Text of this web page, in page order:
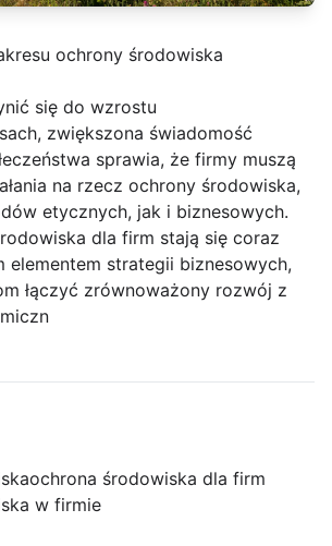
ochrony środowiska
się do wzrostu
zwiększona świadomość
sprawia, że firmy muszą
na rzecz ochrony środowiska,
etycznych, jak i biznesowych.
dla firm stają się coraz
elementem strategii biznesowych,
łączyć zrównoważony rozwój z
ochrona środowiska dla firm
w firmie